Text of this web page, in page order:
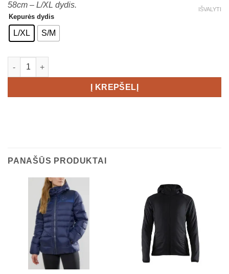
58cm – L/XL dydis.
Kepurės dydis
L/XL S/M
IŠVALYTI
produkto kiekis: Craft ADV Lumen Fleece galvos juosta
Į KREPŠELĮ
PANAŠŪS PRODUKTAI